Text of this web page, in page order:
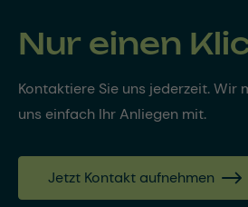
Nur einen
Kontaktiere Sie uns jederzeit. Wir
uns einfach Ihr Anliegen mit.
Jetzt Kontakt aufnehmen